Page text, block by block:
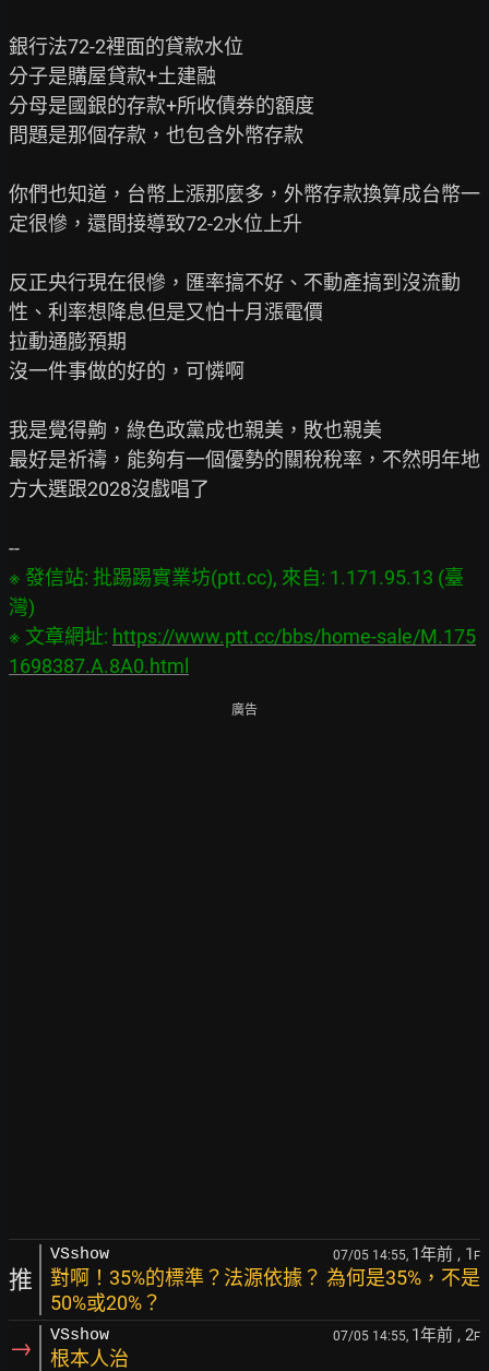
銀行法72-2裡面的貸款水位
分子是購屋貸款+土建融
分母是國銀的存款+所收債券的額度
問題是那個存款，也包含外幣存款
你們也知道，台幣上漲那麼多，外幣存款換算成台幣一
定很慘，還間接導致72-2水位上升
反正央行現在很慘，匯率搞不好、不動產搞到沒流動
性、利率想降息但是又怕十月漲電價
拉動通膨預期
沒一件事做的好的，可憐啊
我是覺得齁，綠色政黨成也親美，敗也親美
最好是祈禱，能夠有一個優勢的關稅稅率，不然明年地
方大選跟2028沒戲唱了
※ 發信站: 批踢踢實業坊(ptt.cc), 來自: 1.171.95.13 (臺
灣)
※ 文章網址: https://www.ptt.cc/bbs/home-sale/M.175
1698387.A.8A0.html
廣告
推
VSshow 07/05 14:55, 1年前 , 1 F
對啊！35%的標準？法源依據？ 為何是35%，不是
50%或20%？
→ VSshow 07/05 14:55, 1年前 , 2F
根本人治